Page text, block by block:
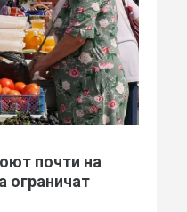
почти на
ограничат